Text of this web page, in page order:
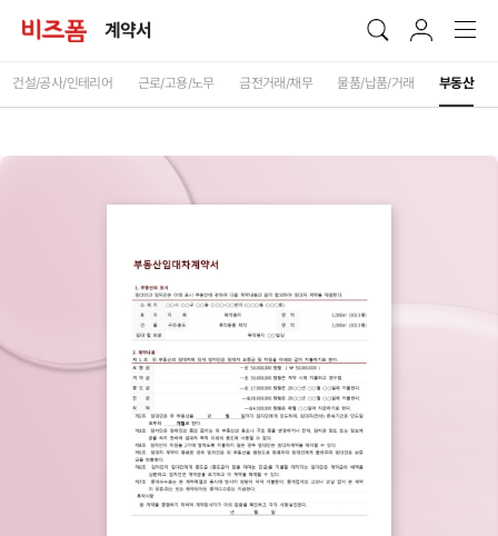
계약서
건설/공사/인테리어 근로/고용/노무 금전거래/채무 물품/납품/거래 부동산